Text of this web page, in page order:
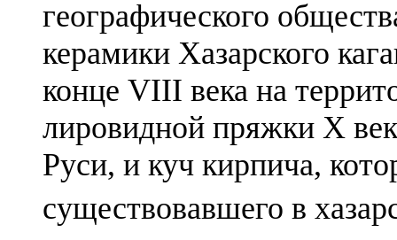
географического
керамики Хазарского
конце VIII века на
лировидной пряжки X
Руси, и куч кирпича,
существовавшего в